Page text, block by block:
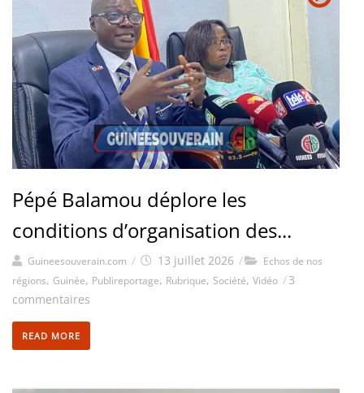
Pépé Balamou déplore les
conditions d’organisation des...
Guineesouverain.com / 13 juillet 2026 /
Echos de nos
régions, Guinée, Publireportage, Rubrique, Société, Vidéo /3
commentaires
READ MORE